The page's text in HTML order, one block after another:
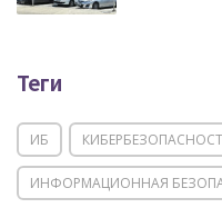
Теги
ИБ
ИНФОРМАЦИОННАЯ